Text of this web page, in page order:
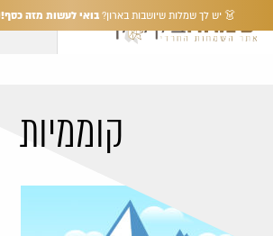
👗 יש לך שמלות שיושבות בארון? בואי לעשות מזה כסף!
קוממיות